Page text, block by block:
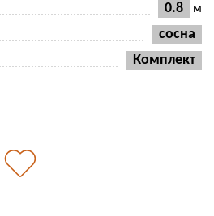
0.8 м
сосна
Комплект